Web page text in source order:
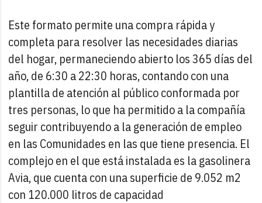
Este formato permite una compra rápida y
completa para resolver las necesidades diarias
del hogar, permaneciendo abierto los 365 días del
año, de 6:30 a 22:30 horas, contando con una
plantilla de atención al público conformada por
tres personas, lo que ha permitido a la compañía
seguir contribuyendo a la generación de empleo
en las Comunidades en las que tiene presencia. El
complejo en el que está instalada es la gasolinera
Avia, que cuenta con una superficie de 9.052 m2
con 120.000 litros de capacidad